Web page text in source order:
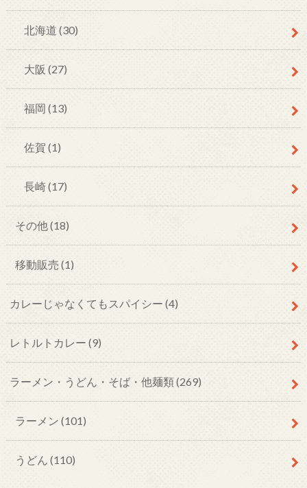
北海道 (30)
大阪 (27)
福岡 (13)
佐賀 (1)
長崎(17)
その他(18)
移動販売 (1)
カレーじゃなくてもスパイシー (4)
レトルトカレー (9)
ラーメン・うどん・そば・他麺類(269)
ラーメン (101)
うどん (110)